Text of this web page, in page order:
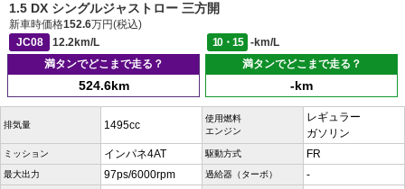
1.5 DX シングルジャストロー 三方開
新車時価格152.6万円(税込)
JC08
12.2km/L 10・15
-km/L
満タンでどこまで走る？
524.6km
満タンでどこまで走る？
-km
排気量 1495cc
使用燃料
エンジン
レギュラー
ガソリン
ミッション インパネ4AT 駆動方式 FR
最大出力 97ps/6000rpm 過給器（ターボ） -